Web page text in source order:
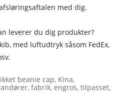
med dig.
leverer du dig produkter?
med luftudtryk såsom FedEx,
beanie cap, Kina,
fabrik, engros, tilpasset,